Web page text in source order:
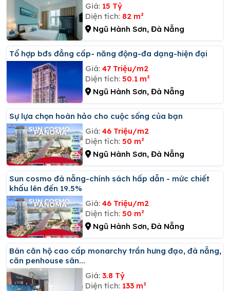
Giá: 15 Tỷ
Diện tích: 82 m²
Ngũ Hành Sơn, Đà Nẵng
Tổ hợp bđs đẳng cấp- năng động-đa dạng-hiện đại
Giá: 47 Triệu/m2
Diện tích: 50.1 m²
Ngũ Hành Sơn, Đà Nẵng
Sự lựa chọn hoàn hảo cho cuộc sống của bạn
Giá: 46 Triệu/m2
Diện tích: 50 m²
Ngũ Hành Sơn, Đà Nẵng
Sun cosmo đà nẵng-chính sách hấp dẫn - mức chiết
khấu lên đến 19.5%
Giá: 46 Triệu/m2
Diện tích: 50 m²
Ngũ Hành Sơn, Đà Nẵng
Bán căn hộ cao cấp monarchy trần hưng đạo, đà nẵng,
căn penhouse sân...
Giá: 3.8 Tỷ
Diện tích: 133 m²